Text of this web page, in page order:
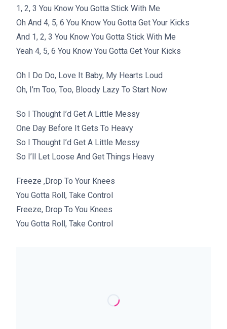
1, 2, 3 You Know You Gotta Stick With Me
Oh And 4, 5, 6 You Know You Gotta Get Your Kicks
And 1, 2, 3 You Know You Gotta Stick With Me
Yeah 4, 5, 6 You Know You Gotta Get Your Kicks
Oh I Do Do, Love It Baby, My Hearts Loud
Oh, I’m Too, Too, Bloody Lazy To Start Now
So I Thought I’d Get A Little Messy
One Day Before It Gets To Heavy
So I Thought I’d Get A Little Messy
So I’ll Let Loose And Get Things Heavy
Freeze ,Drop To Your Knees
You Gotta Roll, Take Control
Freeze, Drop To You Knees
You Gotta Roll, Take Control